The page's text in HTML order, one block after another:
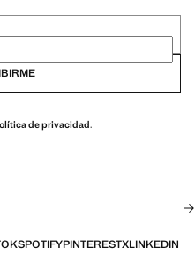
de privacidad.
SPOTIFYPINTERESTXLINKEDIN